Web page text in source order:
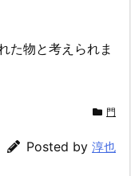
た物と考えられま
門
Posted by 淳也